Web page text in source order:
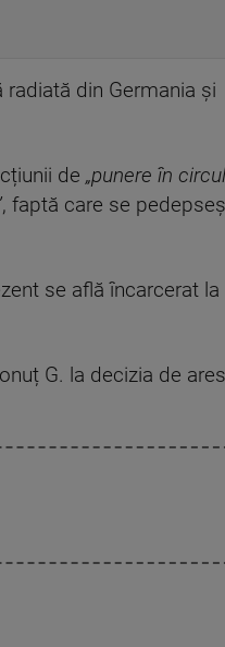
din Germania și
de „punere în
, faptă care se
se află încarcerat la
G. la decizia de